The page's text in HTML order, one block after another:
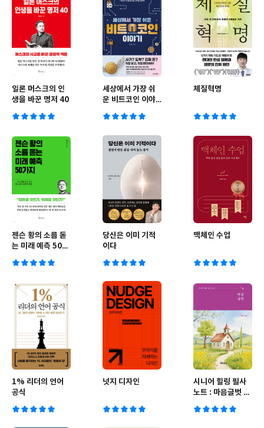
일론 머스크의 인
생을 바꾼 명저 40
세상에서 가장 쉬
운 비트코인 이야
체질혁명
젠슨 황의 소름 돋
는 미래 예측 50가
당신은 이미 기적
이다
맥체인 수업
1% 리더의 언어
공식
넛지 디자인
시니어 힐링 필사
노트 : 마음글벗 -